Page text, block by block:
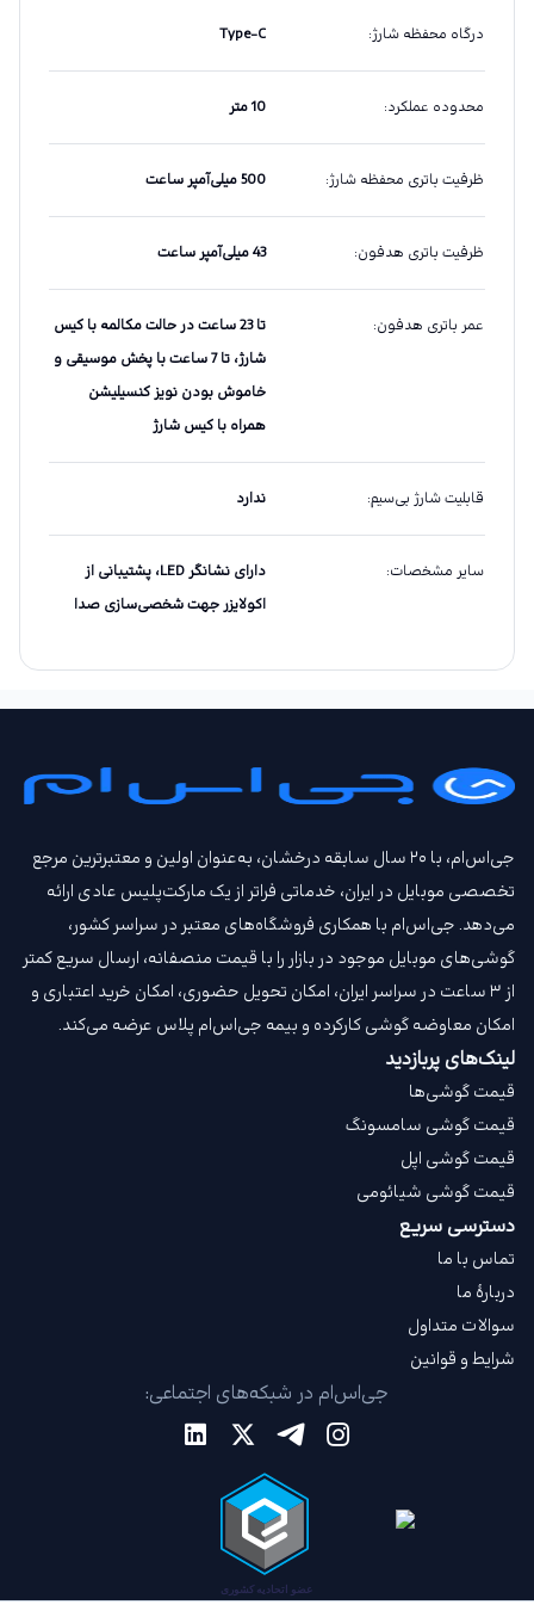
درگاه محفظه شارژ:
Type-C
محدوده عملکرد: 10 متر
ظرفیت باتری محفظه شارژ: 500 میلی‌آمپر ساعت
ظرفیت باتری هدفون: 43 میلی‌آمپر ساعت
عمر باتری هدفون:
تا 23 ساعت در حالت مکالمه با کیس
شارژ، تا 7 ساعت با پخش موسیقی و
خاموش بودن نویز کنسیلیشن
همراه با کیس شارژ
قابلیت شارژ بی‌سیم: ندارد
سایر مشخصات:
دارای نشانگر LED، پشتیبانی از
اکولایزر جهت شخصی‌سازی صدا
جی‌اس‌ام، با ۲۰ سال سابقه درخشان، به‌عنوان اولین و معتبرترین مرجع
تخصصی موبایل در ایران، خدماتی فراتر از یک مارکت‌پلیس عادی ارائه
می‌دهد. جی‌اس‌ام با همکاری فروشگاه‌های معتبر در سراسر کشور،
گوشی‌های موبایل موجود در بازار را با قیمت‌ منصفانه، ارسال سریع کمتر
از ۳ ساعت در سراسر ایران، امکان تحویل حضوری، امکان خرید اعتباری و
امکان معاوضه گوشی کارکرده و بیمه جی‌اس‌ام‌ پلاس عرضه می‌کند.
لینک‌های پربازدید
قیمت گوشی‌ها
قیمت گوشی سامسونگ
قیمت گوشی اپل
قیمت گوشی شیائومی
دسترسی سریع
تماس با ما
دربارهٔ ما
سوالات متداول
شرایط و قوانین
جی‌اس‌ام در شبکه‌های اجتماعی: